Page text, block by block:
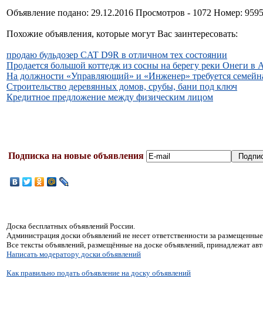
Объявление подано: 29.12.2016 Просмотров - 1072 Номер:
Похожие объявления, которые могут Вас заинтересовать:
продаю бульдозер CAT D9R в отличном тех состоянии
Продается большой коттедж из сосны на берегу реки Онеги в
На должности «Управляющий» и «Инженер» требуется
Строительство деревянных домов, срубы, бани под ключ
Кредитное предложение между физическим лицом
Подписка на новые объявления
Доска бесплатных объявлений России.
Администрация доски объявлений не несет ответственности за
Все тексты объявлений, размещённые на доске объявлений, принадлежат
Написать модератору доски объявлений
Как правильно подать объявление на доску объявлений